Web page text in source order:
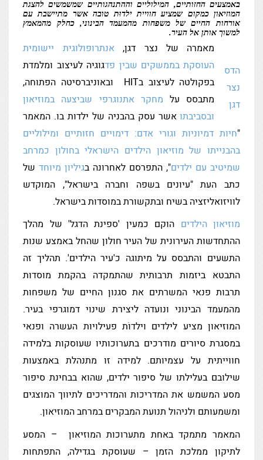
באמצעים החזותיים, המילוליים וההתנהגותיים שמשמשים להצגת
המוזיאון כמקום שמציע חוויית ילדוּת טובה אשר מתיישבת עם
אורחות החיים של משפחות מהמעמד הבינוני, כחלק מהמאמץ
למשוך אותן אל העיר.
הדס
נצר
דגן
מאמרה של נצר דגן,אנתרופולוגית יישומית
העוסקת בממשקים שבין פדגוגיה לעיצוב ומלמדת
בפקולטה לעיצוב בHIT ובאוניברסיטה הפתוחה,
מתבסס על מחקר אתנוגרפי שביצעה במוזיאון
ובסביבתואשר עסק בהבניה של ילדות בו. המאמר
"חיות דמיוניות וגורי אדם: דימויים חזותיים ומילוליים
בהבנייתו של מוזיאון הילדים הישראלי בחולון כמרחב
שמיטיב עם ילדים", התפרסם לאחרונה בגיליון מיוחדשל
כתב העת "עיונים בשפה וחברה בישראל", המוקדש
לוויזואליזציה בשיח ובתקשורת במוסדות בישראל.
מוזיאון הילדים הוקם כמעין 'ספינת הדגל' של מהלך
ההתחדשות העירונית של העיר חולון שהחל באמצע שנות
התשעים והתבסס על מיתוגה כ'עיר הילדים'. תהליך זה
התבטא ביזמוּת תרבותית שהתמקדה בהקמת מוסדות
תרבות פנאי המשרתים את סגנון החיים של משפחות
מהמעמד הבינוני ונועדה ליצירת שינוי דמוגרפי בעיר.
המוזיאון מציע לילדים וילדוֹת פעילויות העשרה ופנאי
במסגרת סיורים מודרכים בתערוכותיו שעוסקות בלמידה
חווייתית על עצמיותם. למידה זו מתנהלת באמצעות
שילובם בעלילתו של סיפור ילדים, שהוא בבחינת סיפור
מסע המשמש את המדריכות והמדריכים לתיווך המוצגים
ומשמעותם ולניהול תנועת המבקרים במרחב המוזיאון.
המאמר מתמקד באחת מתערוכות המוזיאון – המסע
לתיקון ממלכת הזמן – שעוסקת בגדילה, התפתחות